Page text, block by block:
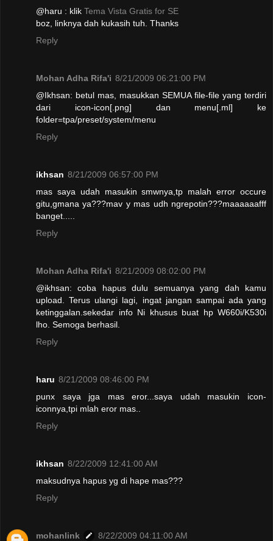
@haru : klik Tema Vista Gratis for SE
boz, linknya dah kukasih tuh. Thanks
Reply
Mohan Adha Rifa'i 8/21/2009 06:21:00 PM
@Ikhsan: betul mas, masukkan SEMUA file-file yang terdiri
dari icon-icon[.png] dan menu[.ml] ke
folder=tpa/preset/system/menu
Reply
ikhsan 8/21/2009 06:57:00 PM
mas saya udah masukin smwnya,tp malah error occure
gitu,gmana ya???mav y mas udh ngrepotin???maaaaaafff
banget.....
Reply
Mohan Adha Rifa'i 8/21/2009 08:02:00 PM
@ikhsan: coba hapus dulu semuanya yang dah kamu
upload. Terus ulangi lagi, ingat jangan sampai ada yang
ketinggalan.sekedar info Ni khusus buat hp W660i/K530i
lho. Semoga berhasil.
Reply
haru 8/21/2009 08:46:00 PM
punx saya jga mas eror...saya udah masukin icon-
iconnya,tpi mlah eror mas..
Reply
ikhsan 8/22/2009 12:41:00 AM
maksudnya hapus yg di hape mas???
Reply
mohanlink
8/22/2009 04:11:00 AM